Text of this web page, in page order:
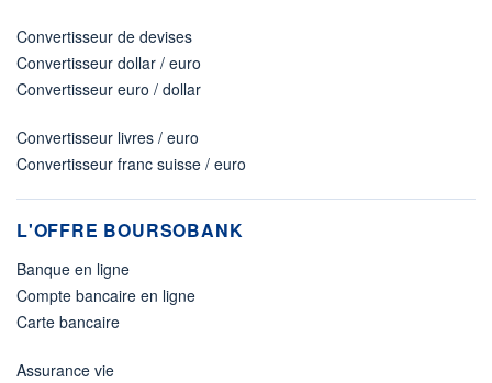
Convertisseur de devises
Convertisseur dollar / euro
Convertisseur euro / dollar
Convertisseur livres / euro
Convertisseur franc suisse / euro
L'OFFRE BOURSOBANK
Banque en ligne
Compte bancaire en ligne
Carte bancaire
Assurance vie